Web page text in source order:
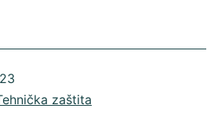
zaštita